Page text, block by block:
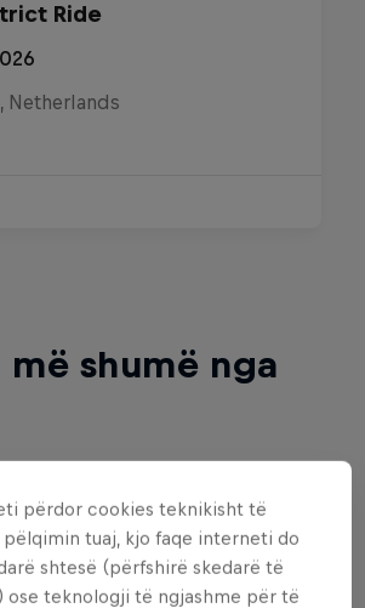
Ride
Netherlands
më shumë nga
Hub, where you will find an
of two-wheel films,
përdor cookies teknikisht të
pëlqimin tuaj, kjo faqe interneti do
shtesë (përfshirë skedarë të
ose teknologji të ngjashme për të